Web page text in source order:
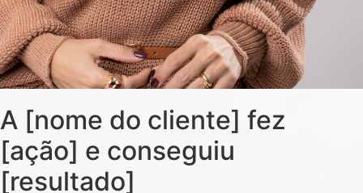
A [nome do cliente] fez
[ação] e conseguiu
[resultado]